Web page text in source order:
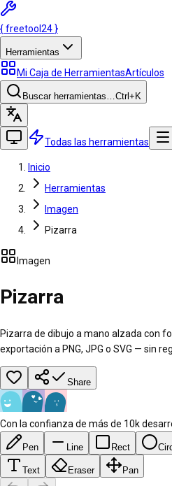
{freetool 24 }
Herramientas
Mi Caja de HerramientasArtículos
Buscar herramientas…Ctrl +K
Todas las herramientas
Inicio
Herramientas
Imagen
Pizarra
Imagen
Pizarra
Pizarra de dibujo a mano alzada con
exportación a PNG, JPG o SVG — sin
Share
Con la confianza de más de 10k
Pen Line Rect
Text Eraser Pan